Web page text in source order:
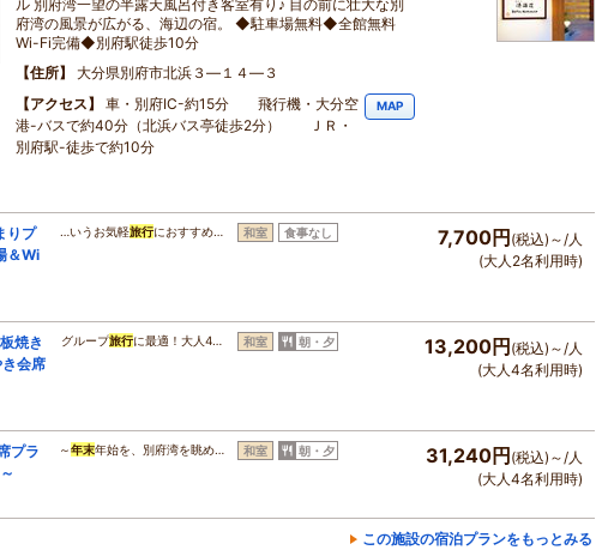
ル 別府湾一望の半露天風呂付き客室有り♪ 目の前に壮大な別
府湾の風景が広がる、海辺の宿。 ◆駐車場無料◆全館無料
Wi-Fi完備◆別府駅徒歩10分
住所
大分県別府市北浜３―１４―３
アクセス
車・別府IC-約15分 飛行機・大分空
港-バスで約40分（北浜バス亭徒歩2分） ＪＲ・
別府駅-徒歩で約10分
MAP
りプ
＆Wi
…いうお気軽旅行におすすめ… 和室 食事なし 7,700円 (税込)～/人
(大人2名利用時)
焼き
会席
グループ旅行に最適！大人4… 和室 朝・夕 13,200円 (税込)～/人
(大人4名利用時)
プラ
～年末年始を、別府湾を眺め… 和室 朝・夕 31,240円 (税込)～/人
(大人4名利用時)
この施設の宿泊プランをもっとみる